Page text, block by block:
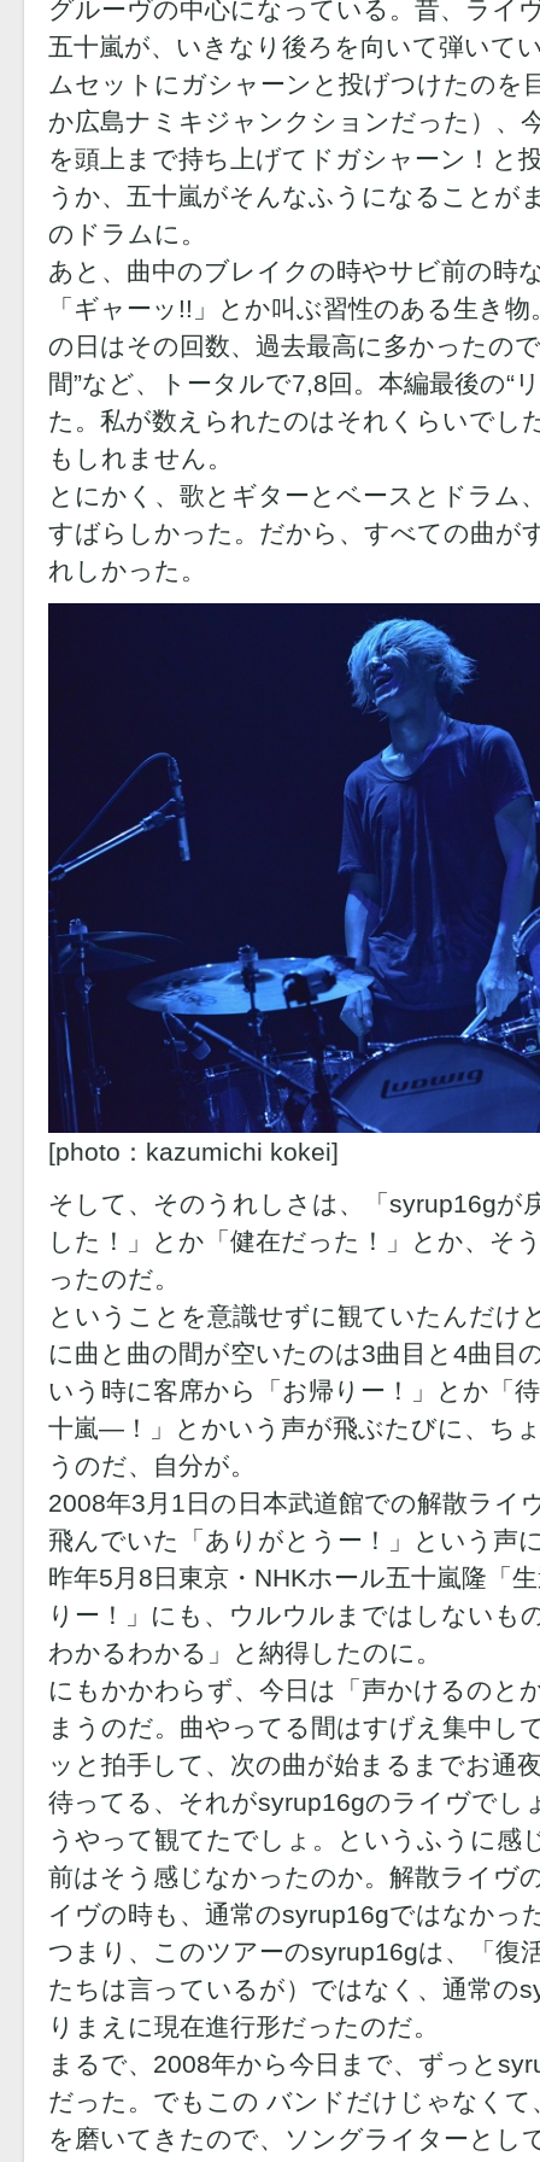
グルーヴの中心になっている。昔、ライ
五十嵐が、いきなり後ろを向いて弾いて
ムセットにガシャーンと投げつけたのを
か広島ナミキジャンクションだった）、
を頭上まで持ち上げてドガシャーン！と
うか、五十嵐がそんなふうになることが
のドラムに。
あと、曲中のブレイクの時やサビ前の時
「ギャーッ!!」とか叫ぶ習性のある生き
の日はその回数、過去最高に多かったの
間”など、トータルで7,8回。本編最後の“
た。私が数えられたのはそれくらいでし
もしれません。
とにかく、歌とギターとベースとドラム
すばらしかった。だから、すべての曲が
れしかった。
[photo：kazumichi kokei]
そして、そのうれしさは、「syrup16gが
した！」とか「健在だった！」とか、そ
ったのだ。
ということを意識せずに観ていたんだけ
に曲と曲の間が空いたのは3曲目と4曲目
いう時に客席から「お帰りー！」とか「
十嵐―！」とかいう声が飛ぶたびに、ち
うのだ、自分が。
2008年3月1日の日本武道館での解散ライ
飛んでいた「ありがとうー！」という声
昨年5月8日東京・NHKホール五十嵐隆「
りー！」にも、ウルウルまではしないも
わかるわかる」と納得したのに。
にもかかわらず、今日は「声かけるのと
まうのだ。曲やってる間はすげえ集中し
ッと拍手して、次の曲が始まるまでお通
待ってる、それがsyrup16gのライヴでし
うやって観てたでしょ。というふうに感
前はそう感じなかったのか。解散ライヴ
イヴの時も、通常のsyrup16gではなかっ
つまり、このツアーのsyrup16gは、「復
たちは言っているが）ではなく、通常の
りまえに現在進行形だったのだ。
まるで、2008年から今日まで、ずっと
だった。でもこの バンドだけじゃなく
を磨いてきたので、ソングライターとし